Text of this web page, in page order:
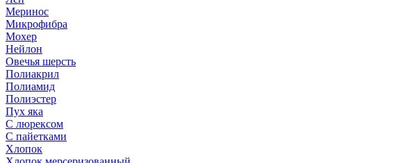
Меринос
Микрофибра
Мохер
Нейлон
Овечья шерсть
Полиакрил
Полиамид
Полиэстер
Пух яка
С люрексом
С пайетками
Хлопок